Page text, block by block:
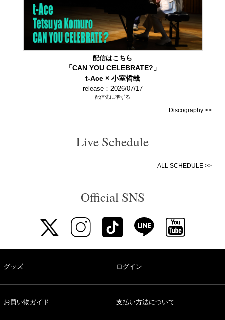
配信はこちら
「CAN YOU CELEBRATE?」
t-Ace × 小室哲哉
release：2026/07/17
配信先に準ずる
Discography >>
Live Schedule
ALL SCHEDULE >>
Official SNS
グッズ ログイン
お買い物ガイド 支払い方法について